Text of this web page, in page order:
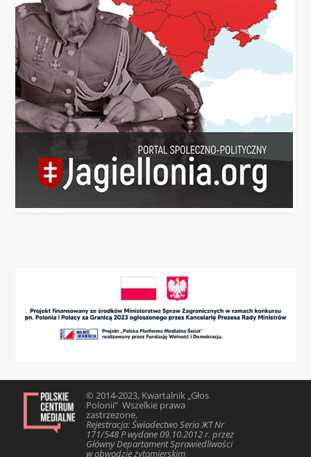
© 2014-2023, Kwartalnik „Głos
Polonii” Wszelkie prawa
zastrzezone.
Rejestracja: Świadectwo Seria ЖТ Nr
171/548 Р wydane 09.10.2012 r. przez
Główny Departament Sprawiedliwości
w obwodzie żytomierskim